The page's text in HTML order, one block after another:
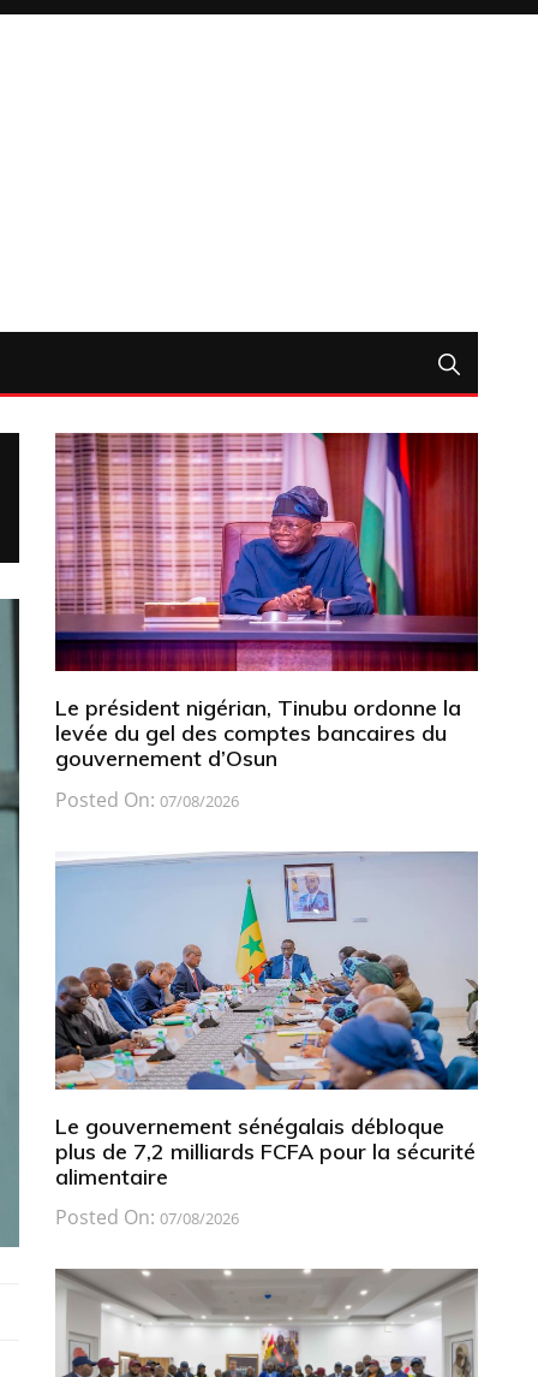
Le président nigérian, Tinubu ordonne la
levée du gel des comptes bancaires du
gouvernement d’Osun
Posted On: 07/08/2026
Le gouvernement sénégalais débloque
plus de 7,2 milliards FCFA pour la sécurité
alimentaire
Posted On: 07/08/2026